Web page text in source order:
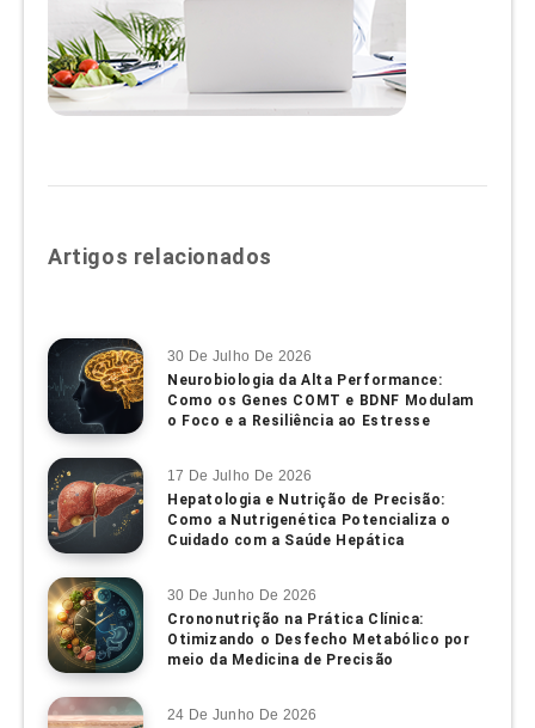
Artigos relacionados
30 De Julho De 2026
Neurobiologia da Alta Performance:
Como os Genes COMT e BDNF Modulam
o Foco e a Resiliência ao Estresse
17 De Julho De 2026
Hepatologia e Nutrição de Precisão:
Como a Nutrigenética Potencializa o
Cuidado com a Saúde Hepática
30 De Junho De 2026
Crononutrição na Prática Clínica:
Otimizando o Desfecho Metabólico por
meio da Medicina de Precisão
24 De Junho De 2026